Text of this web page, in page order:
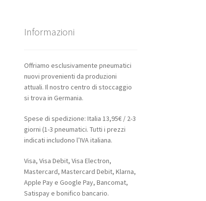
Informazioni
Offriamo esclusivamente pneumatici
nuovi provenienti da produzioni
attuali. Il nostro centro di stoccaggio
si trova in Germania.
Spese di spedizione: Italia 13,95€ / 2-3
giorni (1-3 pneumatici. Tutti i prezzi
indicati includono l’IVA italiana.
Visa, Visa Debit, Visa Electron,
Mastercard, Mastercard Debit, Klarna,
Apple Pay e Google Pay, Bancomat,
Satispay e bonifico bancario.